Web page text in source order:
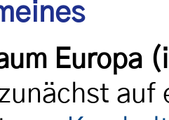
Europa
auf